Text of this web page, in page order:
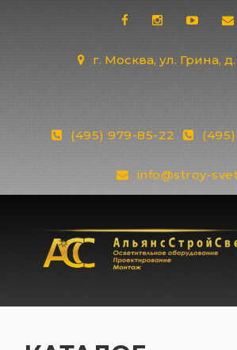
г. Москва, ул. Грина, д.
(495) 979-85-22
info@stroy-